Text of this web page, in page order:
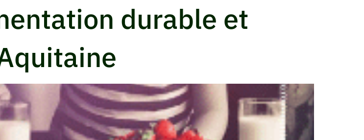
durable et